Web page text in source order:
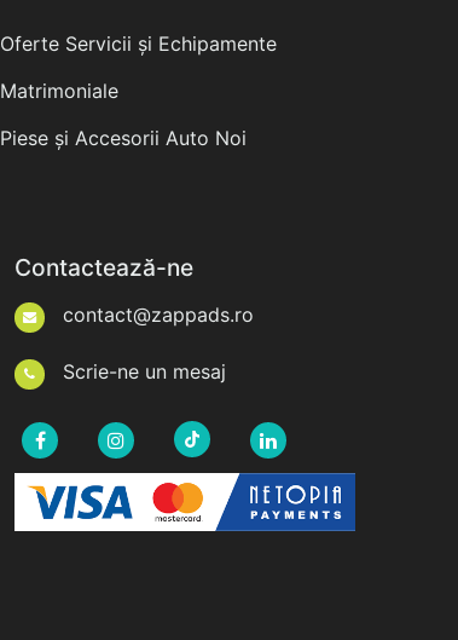
Oferte Servicii și Echipamente
Matrimoniale
Piese și Accesorii Auto Noi
Contactează-ne
contact@zappads.ro
Scrie-ne un mesaj